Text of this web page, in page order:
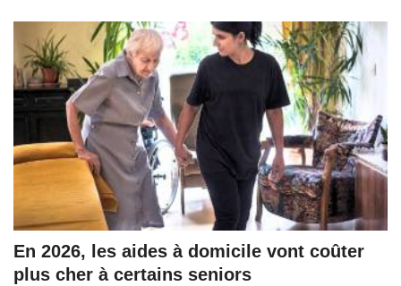
En 2026, les aides à domicile vont coûter
plus cher à certains seniors